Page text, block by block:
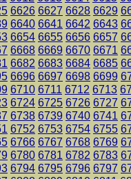
6626 6627 6628 6629
6640 6641 6642 6643
6654 6655 6656 6657
6668 6669 6670 6671
6682 6683 6684 6685
6696 6697 6698 6699
6710 6711 6712 6713
6724 6725 6726 6727
6738 6739 6740 6741
6752 6753 6754 6755
6766 6767 6768 6769
6780 6781 6782 6783
6794 6795 6796 6797